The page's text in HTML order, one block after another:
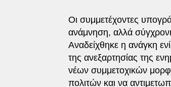
Οι συμμετέχοντες
ανάμνηση, αλλά
Αναδείχθηκε η ανάγκη
της ανεξαρτησίας της
νέων συμμετοχικών
πολιτών και να